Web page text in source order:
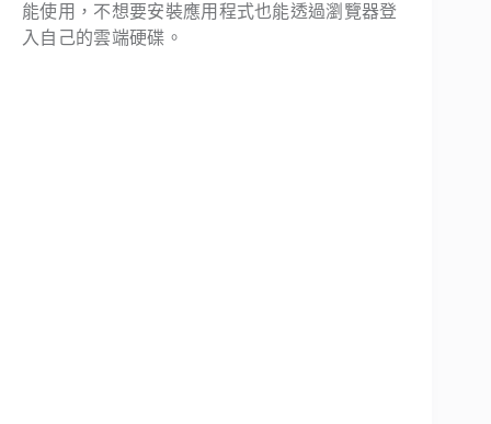
能使用，不想要安裝應用程式也能透過瀏覽器登
入自己的雲端硬碟。